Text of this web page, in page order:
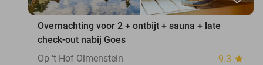
Overnachting voor 2 + ontbijt + sauna + late
check-out nabij Goes
Op 't Hof Olmenstein
9.3 star